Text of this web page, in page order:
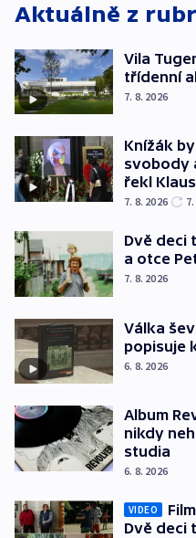
Aktuálně z
Vila
třídenní
7. 8. 2026
Knížák
svobody
řekl Klaus
7. 8. 2026
Dvě deci
a otce
7. 8. 2026
Válka
popisuje
6. 8. 2026
Album
nikdy
studia
6. 8. 2026
VIDEO
Dvě deci